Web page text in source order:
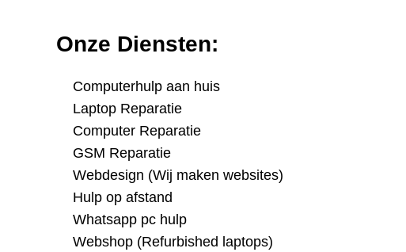
Onze Diensten:
Computerhulp aan huis
Laptop Reparatie
Computer Reparatie
GSM Reparatie
Webdesign (Wij maken websites)
Hulp op afstand
Whatsapp pc hulp
Webshop (Refurbished laptops)